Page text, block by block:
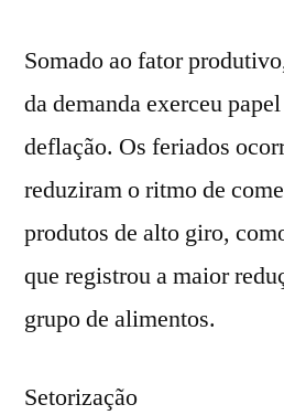
Somado ao fator
da demanda exerceu
deflação. Os feriados
reduziram o ritmo de
produtos de alto giro,
que registrou a maior
grupo de alimentos.
Setorização